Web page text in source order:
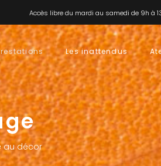
Accès libre du mardi au samedi de 9h à
Les inattendus
au décor